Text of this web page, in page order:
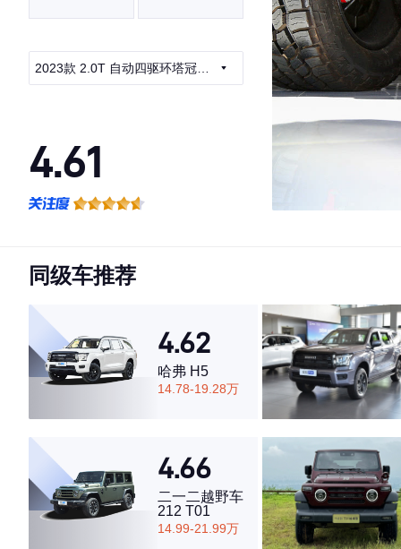
2023款 2.0T 自动四驱环塔冠军
4.61
·空间表现一般，低于68%同级车
同级车推荐
4.62
哈弗 H5
14.78-19.28万
4.66
二一二越野车
212 T01
14.99-21.99万